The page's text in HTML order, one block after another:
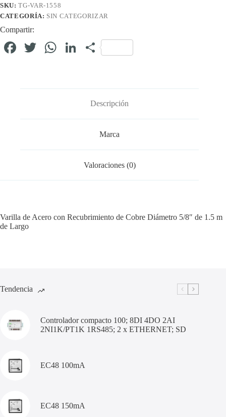
SKU:TG-VAR-1558
CATEGORÍA: SIN CATEGORIZAR
Compartir:
Fa T
W
Li
In
C
pa
rti
r
Descripción
Marca
Valoraciones (0)
Varilla de Acero con Recubrimiento de Cobre Diámetro 5/8″ de 1.5 m
de Largo
Tendencia
Controlador compacto 100; 8DI 4DO 2AI
2NI1K/PT1K 1RS485; 2 x ETHERNET; SD
EC48 100mA
EC48 150mA